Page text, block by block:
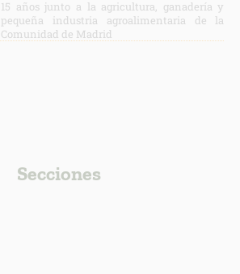
15 años junto a la agricultura, ganadería y
pequeña industria agroalimentaria de la
Comunidad de Madrid
Secciones